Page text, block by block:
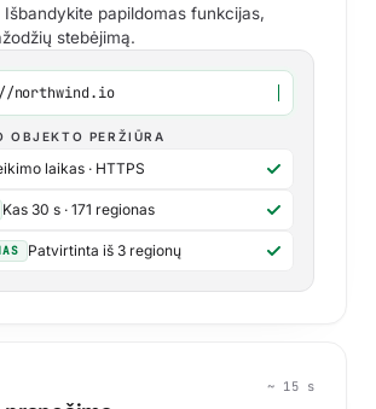
papildomas funkcijas,
stebėjimą.
northwind.io
OBJEKTO PERŽIŪRA
laikas · HTTPS
Kas 30 s · 171 regionas
Patvirtinta iš 3 regionų
~ 15 s